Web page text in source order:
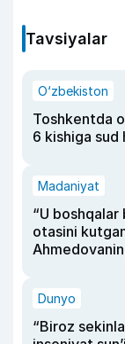
Tavsiyalar
O‘zbekiston
Toshkentda
6 kishiga sud
Madaniyat
“U boshqalar
otasini
Dunyo
“Biroz